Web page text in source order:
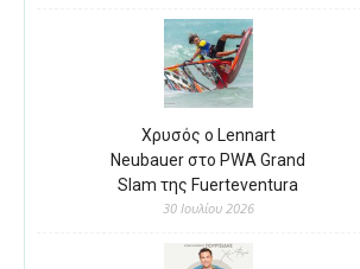
Χρυσός ο Lennart
Neubauer στο PWA Grand
Slam της Fuerteventura
30 Ιουλίου 2026